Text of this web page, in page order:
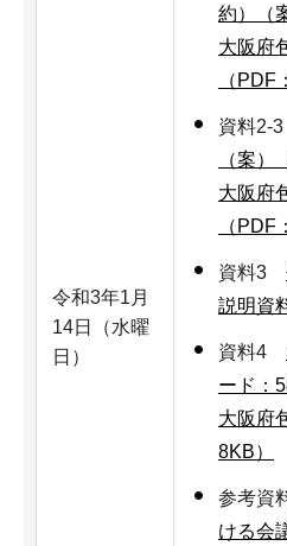
令和3年1月
14日（水曜
日）
約）（
大阪府
（PDF
資料2-
（案）
大阪府
（PDF
資料3
説明資
資料4
ード：
大阪府
8KB）
参考資
ける会